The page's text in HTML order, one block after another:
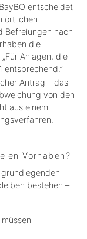
entscheidet
örtlichen
Befreiungen nach
die
Anlagen, die
entsprechend.”
Antrag – das
von den
aus einem
Vorhaben?
bestehen –